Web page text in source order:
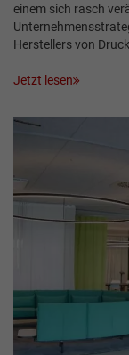
einem sich rasch
Herstellers von
Jetzt lesen